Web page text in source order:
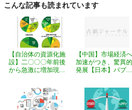
こんな記事も読まれています
【自治体の資源化施
設】二〇〇〇年前後
から急激に増加現...
【中国】市場経済へ
加速がつき、驚異的
発展【日本】バブ...